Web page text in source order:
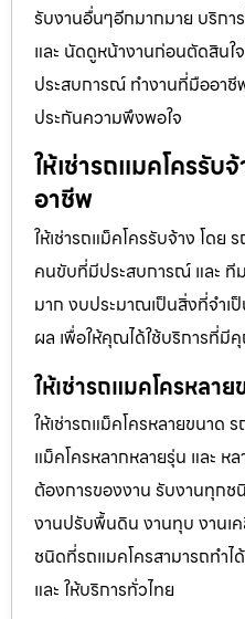
รับงานอื่นๆอีกมากมาย บริกา
และ นัดดูหน้างานก่อนตัดสินใ
ประสบการณ์ ทำงานที่มืออาชี
ประกันความพึงพอใจ
ให้เช่ารถแมคโครรั
อาชีพ
ให้เช่ารถแม็คโครรับจ้าง โด
คนขับที่มีประสบการณ์ และ ที
มาก งบประมาณเป็นสิ่งที่จำเ
ผล เพื่อให้คุณได้ใช้บริการที่มี
ให้เช่ารถแมคโครหลา
ให้เช่ารถแม็คโครหลายขนาด
แม็คโครหลากหลายรุ่น และ ห
ต้องการของงาน รับงานทุกช
งานปรับพื้นดิน งานทุบ งานเ
ชนิดที่รถแมคโครสามารถทำ
และ ให้บริการทั่วไทย